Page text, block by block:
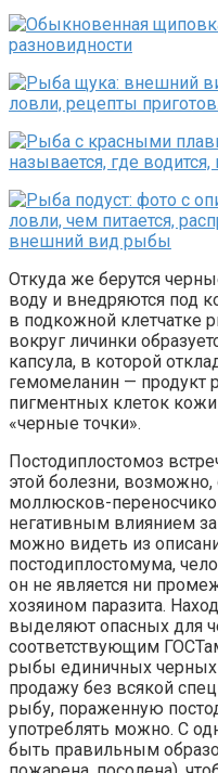
Откуда же берутся
воду и внедряются
в подкожной клетчатке
вокруг личинки
капсула, в которой
гемомеланин — продукт
пигментных клеток
«черные точки».
Постодиплостомоз
этой болезни,
моллюсков-
негативным влиянием
можно видеть из
постодиплостомума,
он не является ни
хозяином паразита.
выделяют опасных для
соответствующим
рыбы единичных черных
продажу без всякой
рыбу, пораженную
употреблять можно. С
быть правильным